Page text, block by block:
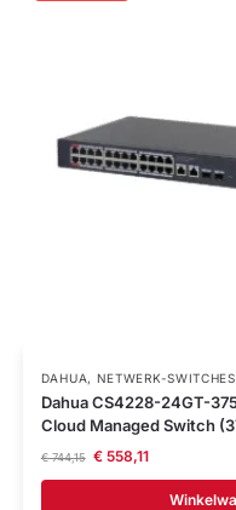
DAHUA, NETWERK-SWITCHES
Dahua CS4228-24GT-
Cloud Managed Switch
€744,15 €558,11